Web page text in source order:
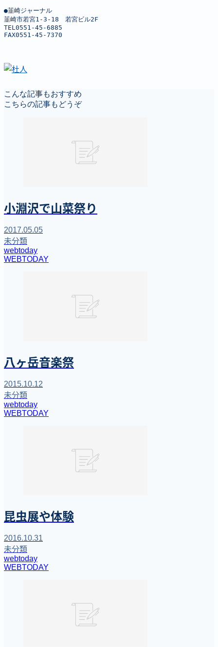
●韮崎ジャーナル
韮崎市若宮1-3-18　若宮ビル2F
TEL0551-45-6885
FAX0551-45-7370
こんな記事もおすすめ
こちらの記事もどうぞ
小淵沢で山菜祭り
2017.05.05
未分類
webtoday
WEBTODAY
八ヶ岳音楽祭
2015.10.12
未分類
webtoday
WEBTODAY
昆虫展や体験
2016.10.31
未分類
webtoday
WEBTODAY